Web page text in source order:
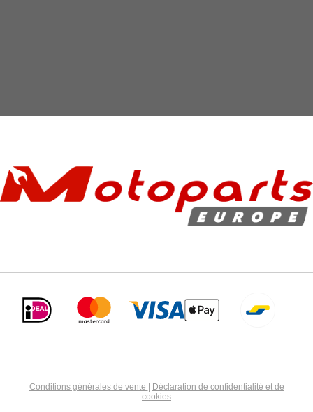
Conditions générales de vente | Déclaration de confidentialité et de
cookies